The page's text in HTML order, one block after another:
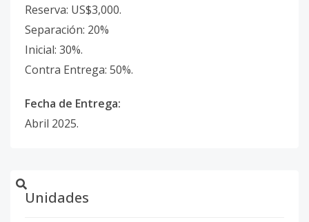
Reserva: US$3,000.
Separación: 20%
Inicial: 30%.
Contra Entrega: 50%.
Fecha de Entrega:
Abril 2025.
Unidades